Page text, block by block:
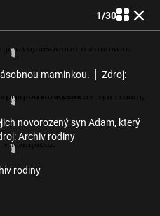
1/30
maminkou.
Zdroj:
novorozený syn Adam, který
Archiv rodiny
rodiny